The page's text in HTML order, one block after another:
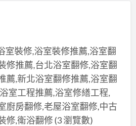
室裝修,浴室裝修推薦,浴室翻
修推薦,台北浴室翻修,浴室翻
薦,新北浴室翻修推薦,浴室翻
室工程推薦,浴室修繕工程,
廚房翻修,老屋浴室翻修,中古
修,衛浴翻修(3 瀏覽數)